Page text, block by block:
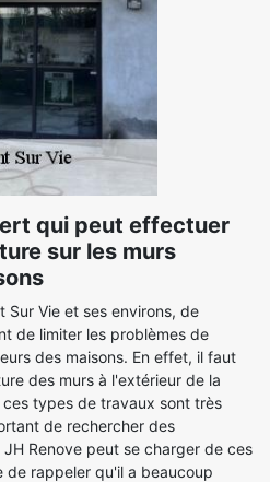
qui peut effectuer
sur les murs
Sur Vie et ses environs, de
de limiter les problèmes de
des maisons. En effet, il faut
des murs à l'extérieur de la
types de travaux sont très
de rechercher des
Renove peut se charger de ces
de rappeler qu'il a beaucoup